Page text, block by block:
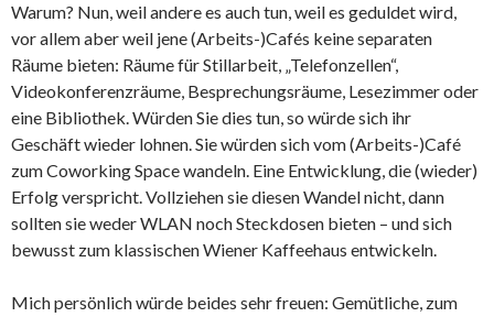
Warum? Nun, weil andere es auch tun, weil es geduldet wird,
vor allem aber weil jene (Arbeits-)Cafés keine separaten
Räume bieten: Räume für Stillarbeit, „Telefonzellen“,
Videokonferenzräume, Besprechungsräume, Lesezimmer oder
eine Bibliothek. Würden Sie dies tun, so würde sich ihr
Geschäft wieder lohnen. Sie würden sich vom (Arbeits-)Café
zum Coworking Space wandeln. Eine Entwicklung, die (wieder)
Erfolg verspricht. Vollziehen sie diesen Wandel nicht, dann
sollten sie weder WLAN noch Steckdosen bieten – und sich
bewusst zum klassischen Wiener Kaffeehaus entwickeln.
Mich persönlich würde beides sehr freuen: Gemütliche, zum